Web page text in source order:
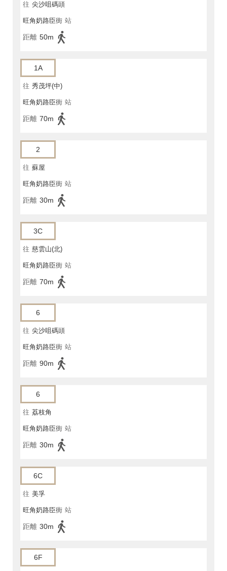
往 尖沙咀碼頭
旺角奶路臣街 站
距離 50m
1A
往 秀茂坪(中)
旺角奶路臣街 站
距離 70m
2
往 蘇屋
旺角奶路臣街 站
距離 30m
3C
往 慈雲山(北)
旺角奶路臣街 站
距離 70m
6
往 尖沙咀碼頭
旺角奶路臣街 站
距離 90m
6
往 荔枝角
旺角奶路臣街 站
距離 30m
6C
往 美孚
旺角奶路臣街 站
距離 30m
6F